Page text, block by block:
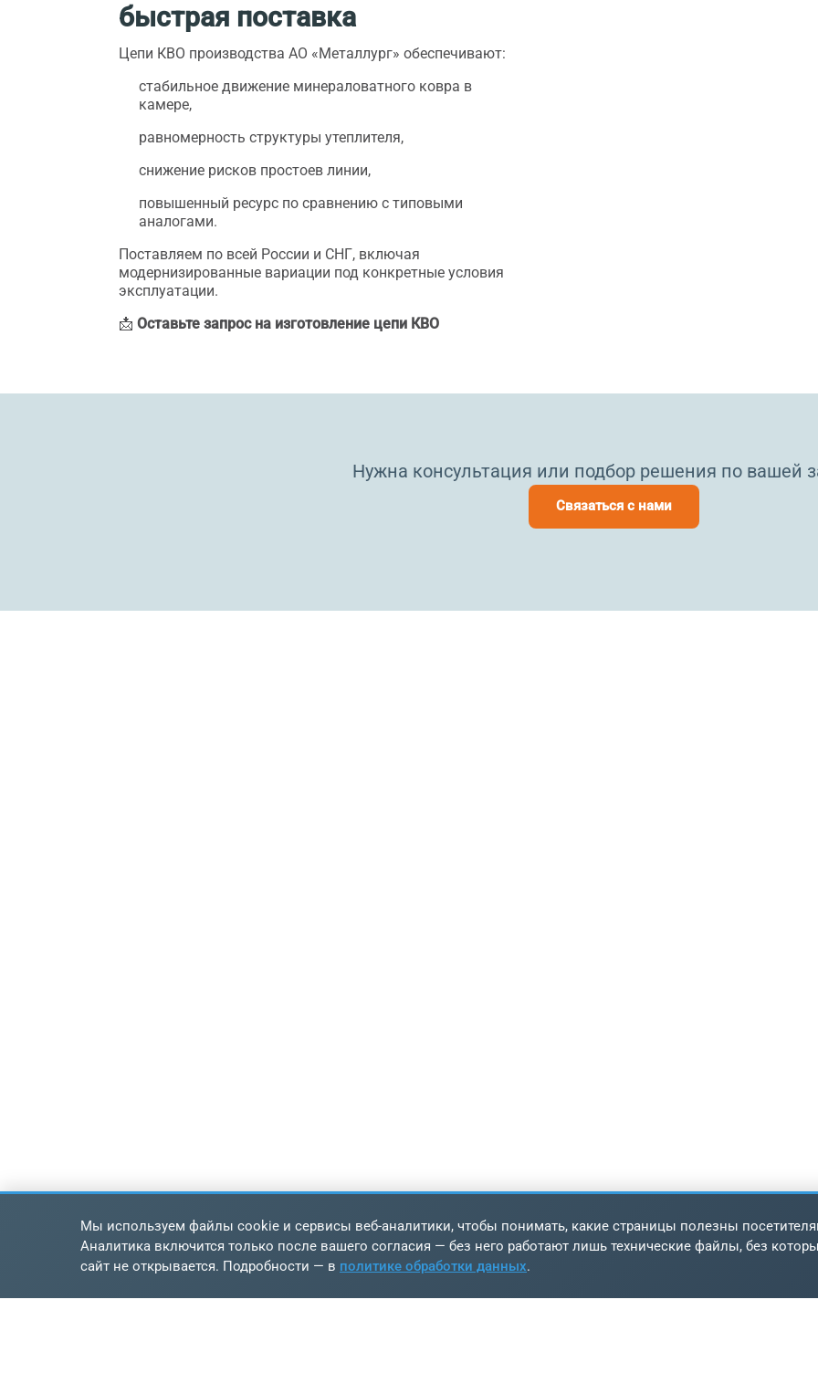
быстрая поставка
Цепи КВО производства АО «Металлург» обеспечивают:
стабильное движение минераловатного ковра в
камере,
равномерность структуры утеплителя,
снижение рисков простоев линии,
повышенный ресурс по сравнению с типовыми
аналогами.
Поставляем по всей России и СНГ, включая
модернизированные вариации под конкретные условия
эксплуатации.
📩 Оставьте запрос на изготовление цепи КВО
Нужна консультация или подбор решения по вашей
Связаться с нами
Мы используем файлы cookie и сервисы веб-аналитики, чтобы понимать, какие страницы полезны
Аналитика включится только после вашего согласия — без него работают лишь технические файлы, без
сайт не открывается. Подробности — в политике обработки данных.